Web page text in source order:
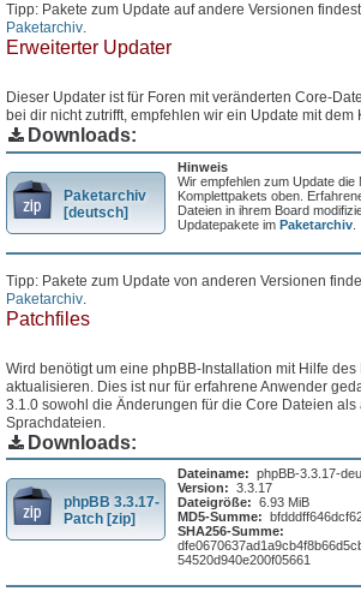
Tipp: Pakete zum Update auf andere Versionen
Paketarchiv.
Erweiterter Updater
Dieser Updater ist für Foren mit veränderten Core-
bei dir nicht zutrifft, empfehlen wir ein Update mit dem
Downloads:
Paketarchiv
[deutsch]
Hinweis
Wir empfehlen zum Update die
Komplettpakets oben.
Dateien in ihrem Board
Updatepakete imPaketarchiv
Tipp: Pakete zum Update von anderen Versionen
Paketarchiv
Patchfiles
Wird benötigt um eine phpBB-Installation mit Hilfe des
aktualisieren. Dies ist nur für erfahrene Anwender
3.1.0 sowohl die Änderungen für die Core Dateien als
Sprachdateien.
Downloads:
phpBB 3.3.17-
Patch [zip]
Dateiname: phpBB-3.3.17-
Version: 3.3.17
Dateigröße: 6.93 MiB
MD5-Summe:
SHA256-Summe:
54520d940e200f05661